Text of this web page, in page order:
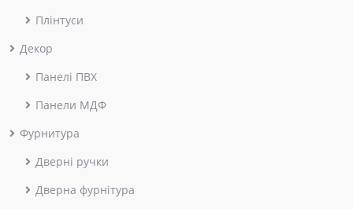
Плінтуси
Декор
Панелі ПВХ
Панели МДФ
Фурнитура
Дверні ручки
Дверна фурнітура